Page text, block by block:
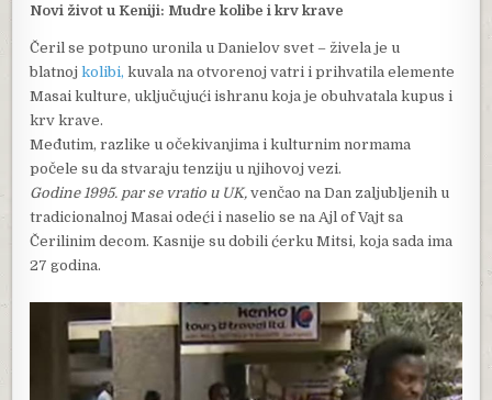
Novi život u Keniji: Mudre kolibe i krv krave
Čeril se potpuno uronila u Danielov svet – živela je u
blatnoj kolibi, kuvala na otvorenoj vatri i prihvatila elemente
Masai kulture, uključujući ishranu koja je obuhvatala kupus i
krv krave.
Međutim, razlike u očekivanjima i kulturnim normama
počele su da stvaraju tenziju u njihovoj vezi.
Godine 1995. par se vratio u UK, venčao na Dan zaljubljenih u
tradicionalnoj Masai odeći i naselio se na Ajl of Vajt sa
Čerilinim decom. Kasnije su dobili ćerku Mitsi, koja sada ima
27 godina.